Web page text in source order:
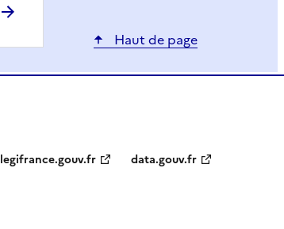
Haut de page
legifrance.gouv.fr data.gouv.fr